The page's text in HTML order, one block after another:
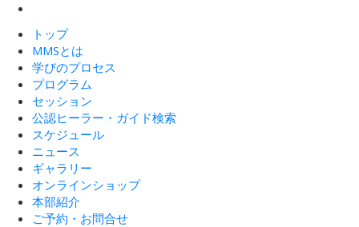
トップ
MMSとは
学びのプロセス
プログラム
セッション
公認ヒーラー・ガイド検索
スケジュール
ニュース
ギャラリー
オンラインショップ
本部紹介
ご予約・お問合せ